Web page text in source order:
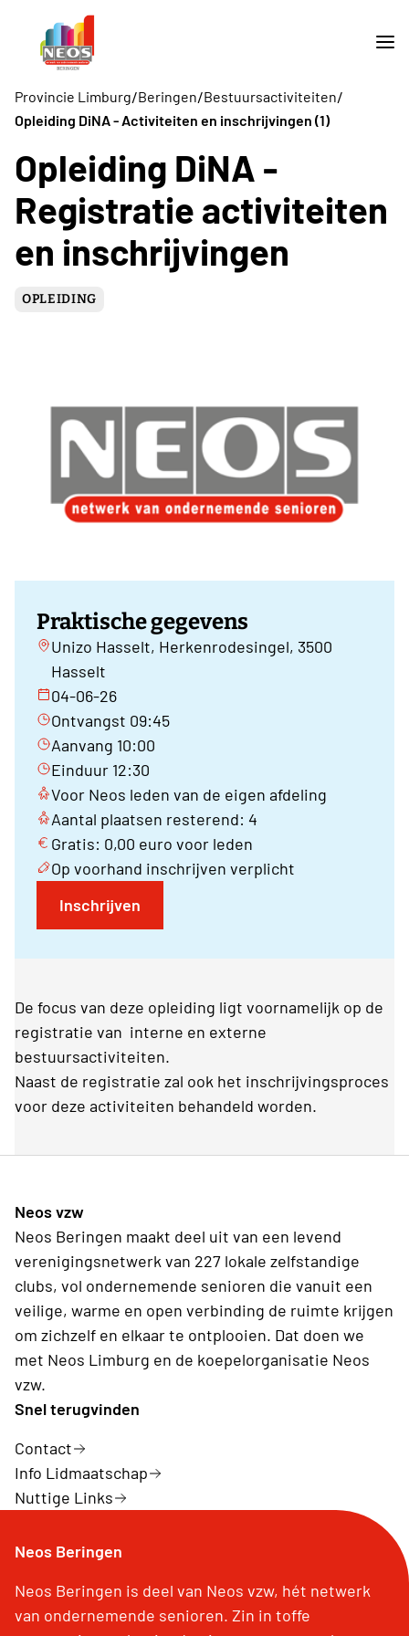
Provincie Limburg/Beringen/Bestuursactiviteiten/
Opleiding DiNA - Activiteiten en inschrijvingen (1)
Opleiding DiNA -
Registratie activiteiten
en inschrijvingen
OPLEIDING
Praktische gegevens
Unizo Hasselt, Herkenrodesingel, 3500
Hasselt
04-06-26
Ontvangst 09:45
Aanvang 10:00
Einduur 12:30
Voor Neos leden van de eigen afdeling
Aantal plaatsen resterend: 4
Gratis: 0,00 euro voor leden
Op voorhand inschrijven verplicht
Inschrijven
De focus van deze opleiding ligt voornamelijk op de
registratie van interne en externe
bestuursactiviteiten.
Naast de registratie zal ook het inschrijvingsproces
voor deze activiteiten behandeld worden.
Neos vzw
Neos Beringen maakt deel uit van een levend
verenigingsnetwerk van 227 lokale zelfstandige
clubs, vol ondernemende senioren die vanuit een
veilige, warme en open verbinding de ruimte krijgen
om zichzelf en elkaar te ontplooien. Dat doen we
met Neos Limburg en de koepelorganisatie Neos
vzw.
Snel terugvinden
Contact
Info Lidmaatschap
Nuttige Links
Neos Beringen
Neos Beringen is deel van Neos vzw, hét netwerk
van ondernemende senioren. Zin in toffe